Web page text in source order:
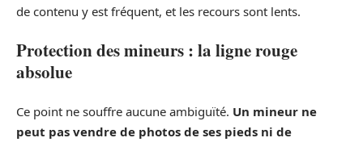
de contenu y est fréquent, et les recours sont lents.
Protection des mineurs : la ligne rouge
absolue
Ce point ne souffre aucune ambiguïté. Un mineur ne
peut pas vendre de photos de ses pieds ni de